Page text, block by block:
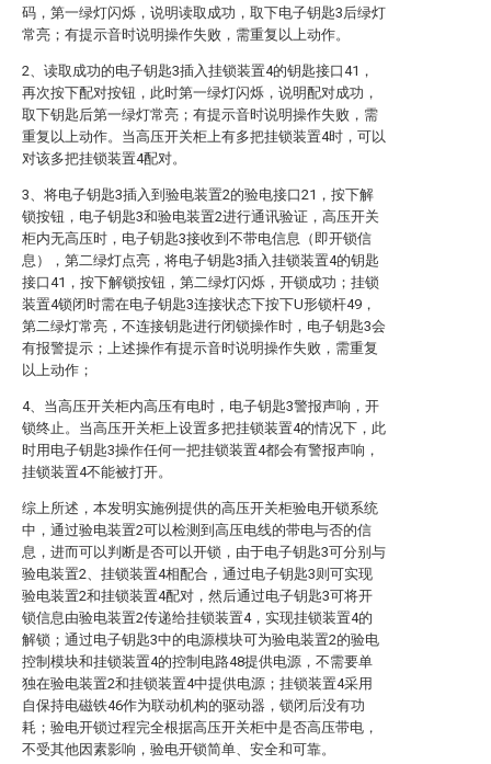
码，第一绿灯闪烁，说明读取成功，取下电子钥匙3后绿灯
常亮；有提示音时说明操作失败，需重复以上动作。
2、读取成功的电子钥匙3插入挂锁装置4的钥匙接口41，
再次按下配对按钮，此时第一绿灯闪烁，说明配对成功，
取下钥匙后第一绿灯常亮；有提示音时说明操作失败，需
重复以上动作。当高压开关柜上有多把挂锁装置4时，可以
对该多把挂锁装置4配对。
3、将电子钥匙3插入到验电装置2的验电接口21，按下解
锁按钮，电子钥匙3和验电装置2进行通讯验证，高压开关
柜内无高压时，电子钥匙3接收到不带电信息（即开锁信
息），第二绿灯点亮，将电子钥匙3插入挂锁装置4的钥匙
接口41，按下解锁按钮，第二绿灯闪烁，开锁成功；挂锁
装置4锁闭时需在电子钥匙3连接状态下按下U形锁杆49，
第二绿灯常亮，不连接钥匙进行闭锁操作时，电子钥匙3会
有报警提示；上述操作有提示音时说明操作失败，需重复
以上动作；
4、当高压开关柜内高压有电时，电子钥匙3警报声响，开
锁终止。当高压开关柜上设置多把挂锁装置4的情况下，此
时用电子钥匙3操作任何一把挂锁装置4都会有警报声响，
挂锁装置4不能被打开。
综上所述，本发明实施例提供的高压开关柜验电开锁系统
中，通过验电装置2可以检测到高压电线的带电与否的信
息，进而可以判断是否可以开锁，由于电子钥匙3可分别与
验电装置2、挂锁装置4相配合，通过电子钥匙3则可实现
验电装置2和挂锁装置4配对，然后通过电子钥匙3可将开
锁信息由验电装置2传递给挂锁装置4，实现挂锁装置4的
解锁；通过电子钥匙3中的电源模块可为验电装置2的验电
控制模块和挂锁装置4的控制电路48提供电源，不需要单
独在验电装置2和挂锁装置4中提供电源；挂锁装置4采用
自保持电磁铁46作为联动机构的驱动器，锁闭后没有功
耗；验电开锁过程完全根据高压开关柜中是否高压带电，
不受其他因素影响，验电开锁简单、安全和可靠。